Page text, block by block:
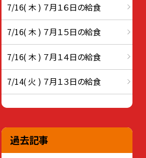
7/16( 木 ) ７月１６日の給食
7/16( 木 ) ７月１５日の給食
7/16( 木 ) ７月１４日の給食
7/14( 火 ) ７月１３日の給食
過去記事